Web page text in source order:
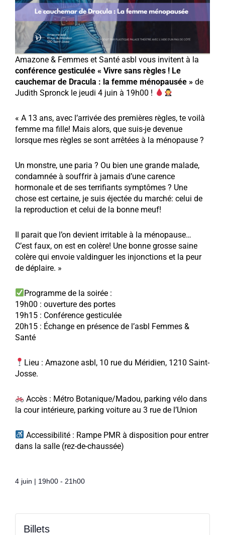
Amazone & Femmes et Santé asbl vous invitent à la
conférence gesticulée « Vivre sans règles ! Le
cauchemar de Dracula : la femme ménopausée » de
Judith Spronck le jeudi 4 juin à 19h00 !
« A 13 ans, avec l’arrivée des premières règles, te voilà
femme ma fille! Mais alors, que suis-je devenue
lorsque mes règles se sont arrêtées à la ménopause ?
Un monstre, une paria ? Ou bien une grande malade,
condamnée à souffrir à jamais d’une carence
hormonale et de ses terrifiants symptômes ? Une
chose est certaine, je suis éjectée du marché: celui de
la reproduction et celui de la bonne meuf!
Il parait que l’on devient irritable à la ménopause…
C’est faux, on est en colère! Une bonne grosse saine
colère qui envoie valdinguer les injonctions et la peur
de déplaire. »
Programme de la soirée :
19h00 : ouverture des portes
19h15 : Conférence gesticulée
20h15 : Échange en présence de l’asbl Femmes &
Santé
Lieu : Amazone asbl, 10 rue du Méridien, 1210 Saint-
Josse.
Accès : Métro Botanique/Madou, parking vélo dans
la cour intérieure, parking voiture au 3 rue de l’Union
Accessibilité : Rampe PMR à disposition pour entrer
dans la salle (rez-de-chaussée)
4 juin | 19h00 - 21h00
Billets